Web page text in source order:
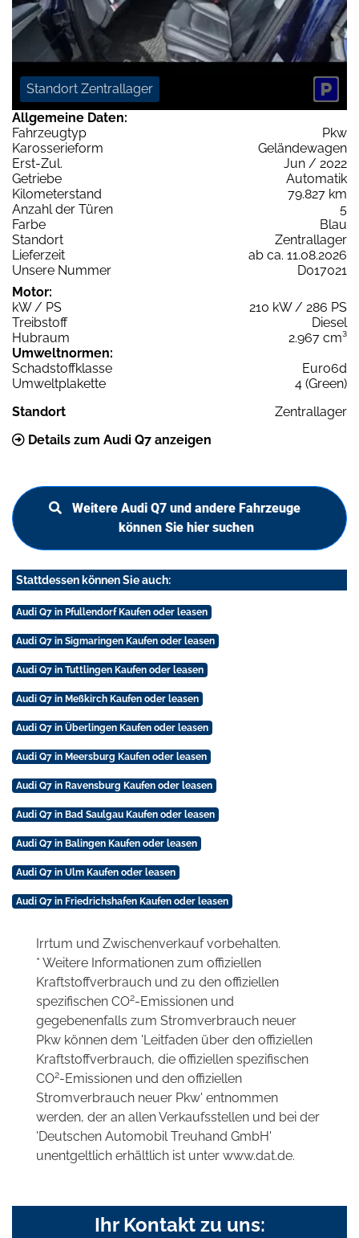
Standort Zentrallager
Allgemeine Daten:
Fahrzeugtyp
Pkw
Karosserieform
Geländewagen
Erst-Zul.
Jun / 2022
Getriebe
Automatik
Kilometerstand
79.827 km
Anzahl der Türen
5
Farbe
Blau
Standort
Zentrallager
Lieferzeit
ab ca. 11.08.2026
Unsere Nummer
D017021
Motor:
kW / PS
210 kW / 286 PS
Treibstoff
Diesel
Hubraum
2.967 cm³
Umweltnormen:
Schadstoffklasse
Euro6d
Umweltplakette
4 (Green)
Standort
Zentrallager
Details zum Audi Q7 anzeigen
Weitere Audi Q7 und andere Fahrzeuge
können Sie hier suchen
Stattdessen können Sie auch:
Audi Q7 in Pfullendorf Kaufen oder leasen
Audi Q7 in Sigmaringen Kaufen oder leasen
Audi Q7 in Tuttlingen Kaufen oder leasen
Audi Q7 in Meßkirch Kaufen oder leasen
Audi Q7 in Überlingen Kaufen oder leasen
Audi Q7 in Meersburg Kaufen oder leasen
Audi Q7 in Ravensburg Kaufen oder leasen
Audi Q7 in Bad Saulgau Kaufen oder leasen
Audi Q7 in Balingen Kaufen oder leasen
Audi Q7 in Ulm Kaufen oder leasen
Audi Q7 in Friedrichshafen Kaufen oder leasen
Irrtum und Zwischenverkauf vorbehalten.
* Weitere Informationen zum offiziellen
Kraftstoffverbrauch und zu den offiziellen
spezifischen CO2-Emissionen und
gegebenenfalls zum Stromverbrauch neuer
Pkw können dem 'Leitfaden über den offiziellen
Kraftstoffverbrauch, die offiziellen spezifischen
CO2-Emissionen und den offiziellen
Stromverbrauch neuer Pkw' entnommen
werden, der an allen Verkaufsstellen und bei der
'Deutschen Automobil Treuhand GmbH'
unentgeltlich erhältlich ist unter www.dat.de.
Ihr Kontakt zu uns: